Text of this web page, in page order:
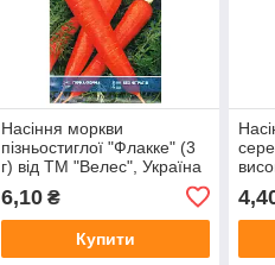
Насіння моркви
пізньостиглої "Флакке" (3
г) від ТМ "Велес", Україна
6,10₴
Купити
ТМ